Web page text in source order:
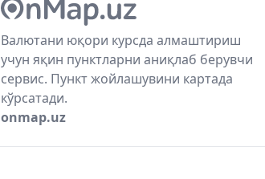
Валютани юқори курсда алмаштириш
учун яқин пунктларни аниқлаб берувчи
сервис. Пункт жойлашувини картада
кўрсатади.
onmap.uz